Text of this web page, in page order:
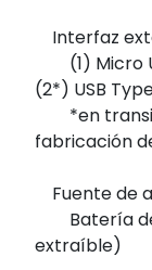
Interfaz
(1) Micro
(2*) USB
*en
fabricación
Fuente de
Batería de
extraíble)